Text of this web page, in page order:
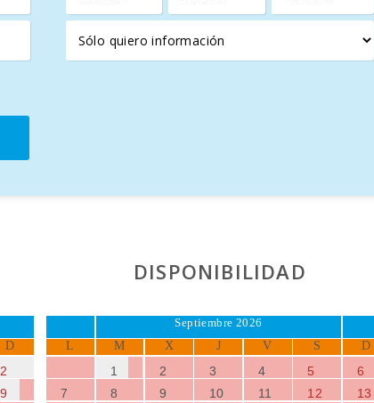
DISPONIBILIDAD
D
2
9
Septiembre 2026
L M X J V S D
1 2 3 4 5
6
7
8 9 10 11 12
13